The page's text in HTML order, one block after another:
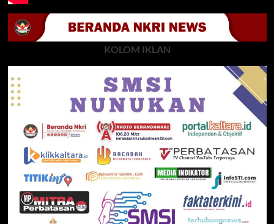
KOLOM IKLAN